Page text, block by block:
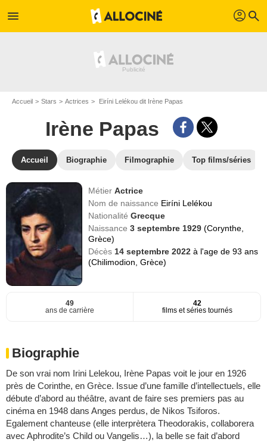
menu profil search
Accueil Stars Actrices Eiríni Lelékou dit Irène Papas
Irène Papas
Accueil Biographie Filmographie Top films/séries
MétierActrice
Nom de naissance Eiríni Lelékou
NationalitéGrecque
Naissance3 septembre 1929(Corynthe,
Grèce)
Décès 14 septembre 2022à l'age de 93 ans
(Chilimodion, Grèce)
49
ans de carrière
42
films et séries tournés
Biographie
De son vrai nom Irini Lelekou, Irène Papas voit le jour en 1926
près de Corinthe, en Grèce. Issue d’une famille d’intellectuels, elle
débute d’abord au théâtre, avant de faire ses premiers pas au
cinéma en 1948 dans Anges perdus, de Nikos Tsiforos.
Egalement chanteuse (elle interprètera Theodorakis, collaborera
avec Aphrodite’s Child ou Vangelis…), la belle se fait d’abord